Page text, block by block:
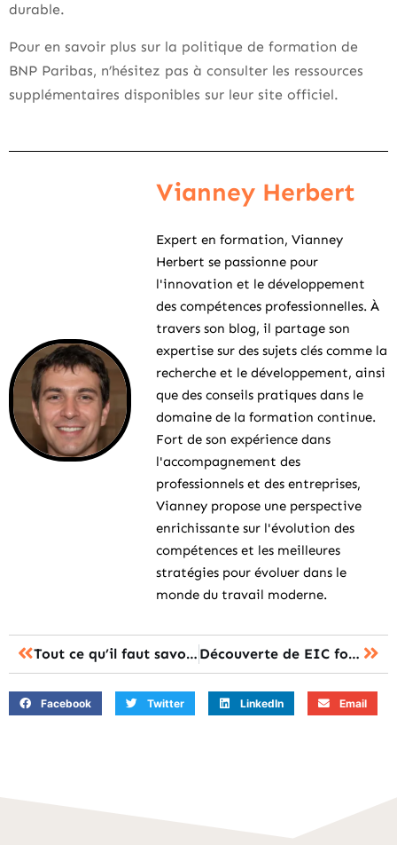
durable.
Pour en savoir plus sur la politique de formation de
BNP Paribas, n’hésitez pas à consulter les ressources
supplémentaires disponibles sur leur site officiel.
Vianney Herbert
Expert en formation, Vianney
Herbert se passionne pour
l'innovation et le développement
des compétences professionnelles. À
travers son blog, il partage son
expertise sur des sujets clés comme la
recherche et le développement, ainsi
que des conseils pratiques dans le
domaine de la formation continue.
Fort de son expérience dans
l'accompagnement des
professionnels et des entreprises,
Vianney propose une perspective
enrichissante sur l'évolution des
compétences et les meilleures
stratégies pour évoluer dans le
monde du travail moderne.
Tout ce qu’il faut savoir sur la formation idec pour booster votre carrière Découverte de EIC formation : révolutionnez vos compétences dès aujourd’hui
Facebook Twitter LinkedIn Email